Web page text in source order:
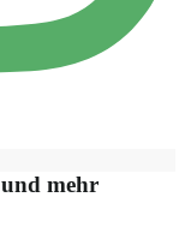
und mehr